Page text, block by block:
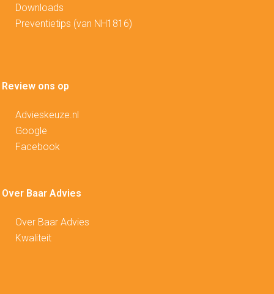
Downloads
Preventietips (van NH1816)
Review ons op
Advieskeuze.nl
Google
Facebook
Over Baar Advies
Over Baar Advies
Kwaliteit